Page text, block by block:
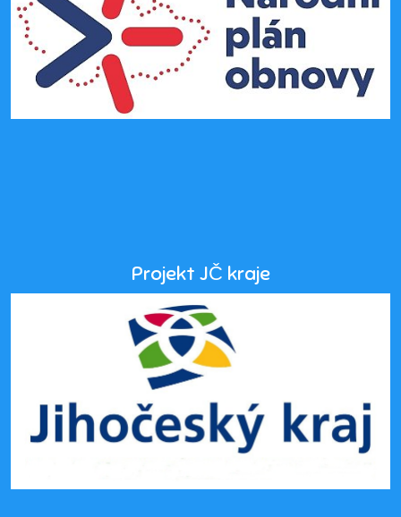
Projekt JČ kraje